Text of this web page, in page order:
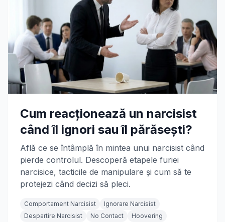
Cum reacționează un narcisist
când îl ignori sau îl părăsești?
Află ce se întâmplă în mintea unui narcisist când
pierde controlul. Descoperă etapele furiei
narcisice, tacticile de manipulare și cum să te
protejezi când decizi să pleci.
Comportament Narcisist
Ignorare Narcisist
Despartire Narcisist
No Contact Hoovering